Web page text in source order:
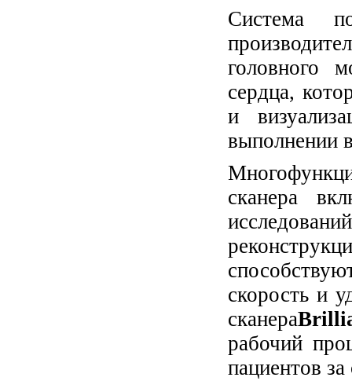
Система
головного
сердца,
и
выполнении
сканера
скорость и
сканера
рабочий
пациентов